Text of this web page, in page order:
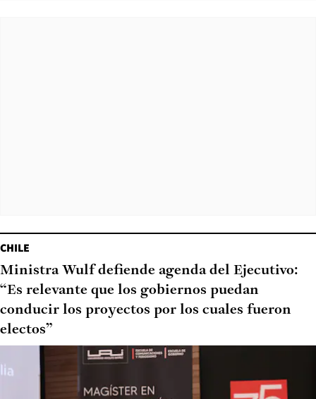
CHILE
Ministra Wulf defiende agenda del Ejecutivo:
“Es relevante que los gobiernos puedan
conducir los proyectos por los cuales fueron
electos”